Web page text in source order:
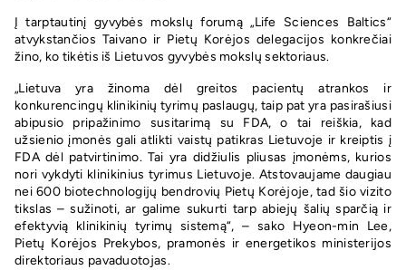
Į tarptautinį gyvybės mokslų forumą „Life Sciences Baltics“
atvykstančios Taivano ir Pietų Korėjos delegacijos konkrečiai
žino, ko tikėtis iš Lietuvos gyvybės mokslų sektoriaus.
„Lietuva yra žinoma dėl greitos pacientų atrankos ir
konkurencingų klinikinių tyrimų paslaugų, taip pat yra pasirašiusi
abipusio pripažinimo susitarimą su FDA, o tai reiškia, kad
užsienio įmonės gali atlikti vaistų patikras Lietuvoje ir kreiptis į
FDA dėl patvirtinimo. Tai yra didžiulis pliusas įmonėms, kurios
nori vykdyti klinikinius tyrimus Lietuvoje. Atstovaujame daugiau
nei 600 biotechnologijų bendrovių Pietų Korėjoje, tad šio vizito
tikslas – sužinoti, ar galime sukurti tarp abiejų šalių sparčią ir
efektyvią klinikinių tyrimų sistemą“, – sako Hyeon-min Lee,
Pietų Korėjos Prekybos, pramonės ir energetikos ministerijos
direktoriaus pavaduotojas.